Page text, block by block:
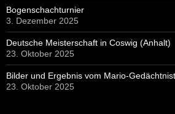
Bogenschachturnier
3. Dezember 2025
Deutsche Meisterschaft in Coswig (Anhalt)
23. Oktober 2025
Bilder und Ergebnis vom Mario-
23. Oktober 2025